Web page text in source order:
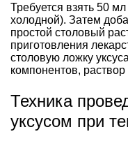
Требуется взять 50
холодной). Затем
простой столовый
приготовления
столовую ложку
компонентов,
Техника
уксусом при